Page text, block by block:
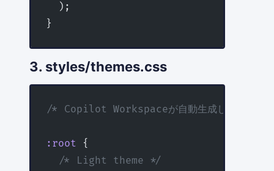
  );
}
3. styles/themes.css
/* Copilot Workspaceが自動生成したテーマ
:root {
  /* Light theme */